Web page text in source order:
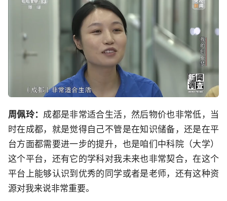
周佩玲： 成都是非常适合生活，然后物价也非常低，当
时在成都，就是觉得自己不管是在知识储备，还是在平
台方面都需要进一步的提升，也是咱们中科院（大学）
这个平台，还有它的学科对我未来也非常契合，在这个
平台上能够认识到优秀的同学或者是老师，还有这种资
源对我来说非常重要。